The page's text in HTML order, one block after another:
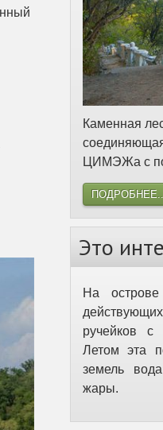
Каменная
ЦИМЭЖа с
Это
На
ручейков с
Летом эта
земель
жары.